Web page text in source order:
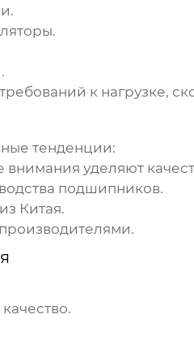
к нагрузке,
тенденции:
уделяют
подшипников.
Китая.